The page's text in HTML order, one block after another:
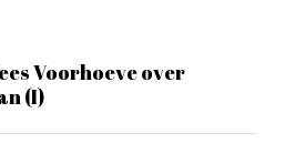
Voorhoeve over
(I)